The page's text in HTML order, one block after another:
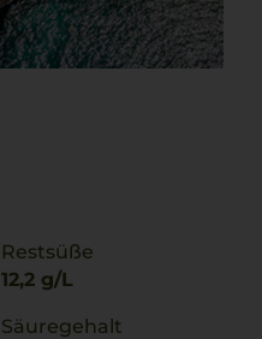
Restsüße
12,2 g/L
Säuregehalt